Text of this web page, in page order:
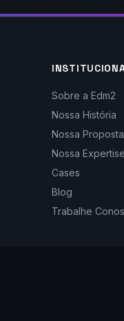
Sobre a Edm2
Nossa História
Nossa Proposta
Nossa Expertise
Cases
Blog
Trabalhe